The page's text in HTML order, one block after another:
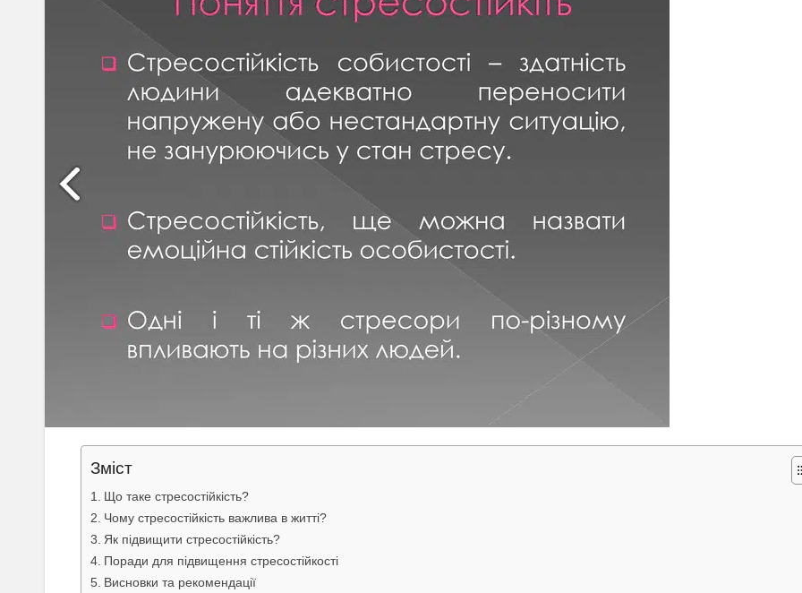
Зміст
Що таке стресостійкість?
Чому стресостійкість важлива в житті?
Як підвищити стресостійкість?
Поради для підвищення стресостійкості
Висновки та рекомендації